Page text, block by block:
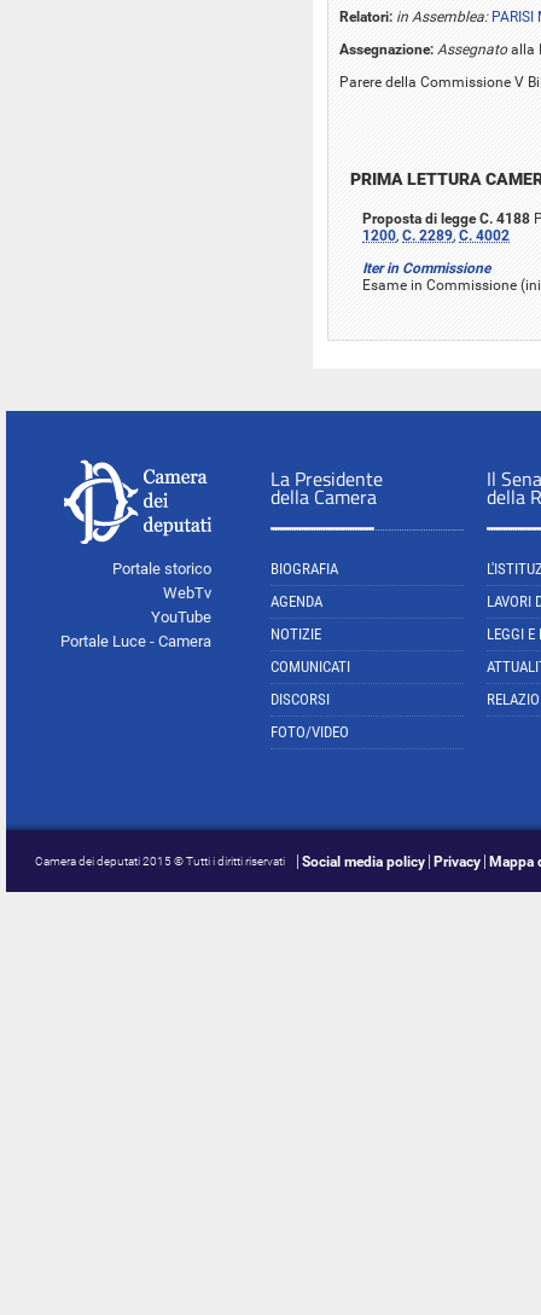
Relatori: in Assemblea:
Assegnazione: Assegnatoalla
Parere della Commissione V
PRIMA LETTURA
Proposta di legge C. 4188
1200, C. 2289, C. 4002
Iter in Commissione
Esame in Commissione
Portale storico
WebTv
YouTube
Portale Luce - Camera
La Presidente
della Camera
BIOGRAFIA
AGENDA
NOTIZIE
COMUNICATI
DISCORSI
FOTO/VIDEO
Il
della
LAVORI
LEGGI E
Camera dei deputati 2015 © Tutti i diritti riservati Social media policy Privacy Mappa